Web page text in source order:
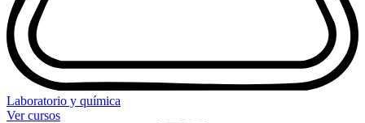
Laboratorio y química
Ver cursos